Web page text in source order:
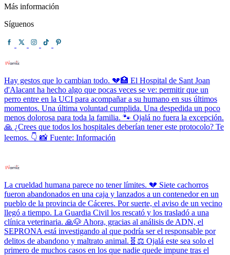
Más información
Síguenos
Hay gestos que lo cambian todo. 💔🏥 El Hospital de Sant Joan
d'Alacant ha hecho algo que pocas veces se ve: permitir que un
perro entre en la UCI para acompañar a su humano en sus últimos
momentos. Una última voluntad cumplida. Una despedida un poco
menos dolorosa para toda la familia. 🐾 Ojalá no fuera la excepción.
🙏 ¿Crees que todos los hospitales deberían tener este protocolo? Te
leemos. 👇 📸 Fuente: Información
La crueldad humana parece no tener límites. 💔 Siete cachorros
fueron abandonados en una caja y lanzados a un contenedor en un
pueblo de la provincia de Cáceres. Por suerte, el aviso de un vecino
llegó a tiempo. La Guardia Civil los rescató y los trasladó a una
clínica veterinaria. 🙏🐶 Ahora, gracias al análisis de ADN, el
SEPRONA está investigando al que podría ser el responsable por
delitos de abandono y maltrato animal.🧬⚖️ Ojalá este sea solo el
primero de muchos casos en los que nadie quede impune tras el